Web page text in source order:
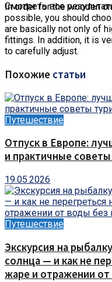
Смотреть все
In order for the wooden
possible, you should
are basically not only of
fittings. In addition, it is
to carefully adjust.
Похожие статьи
Путешествие
Отпуск в Европе:
и практичные
19.05.2026
Путешествие
Экскурсия на
солнца — и как не
жаре и отражении